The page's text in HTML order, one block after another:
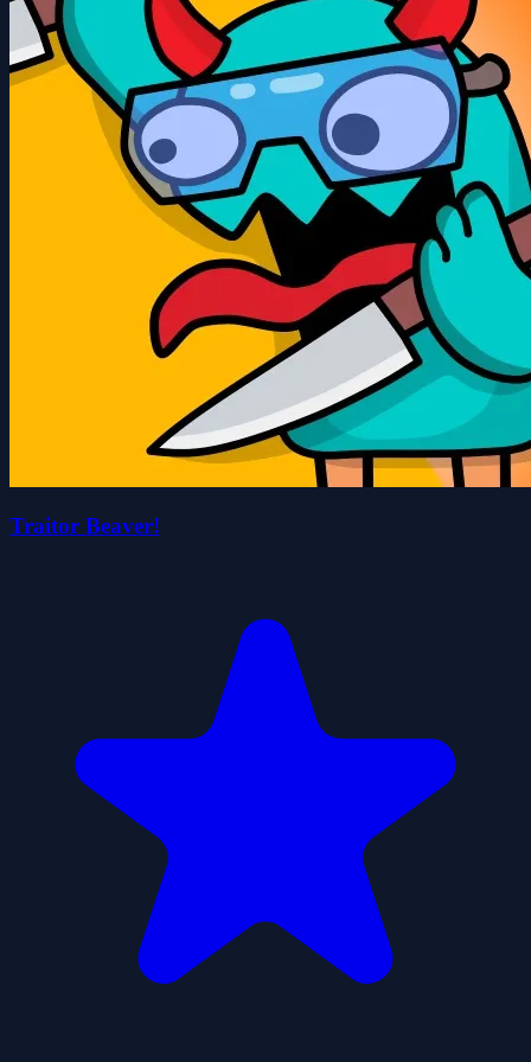
Traitor Beaver!